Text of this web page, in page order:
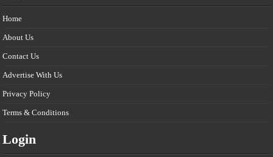
Home
About Us
Contact Us
Advertise With Us
Privacy Policy
Terms & Conditions
Login